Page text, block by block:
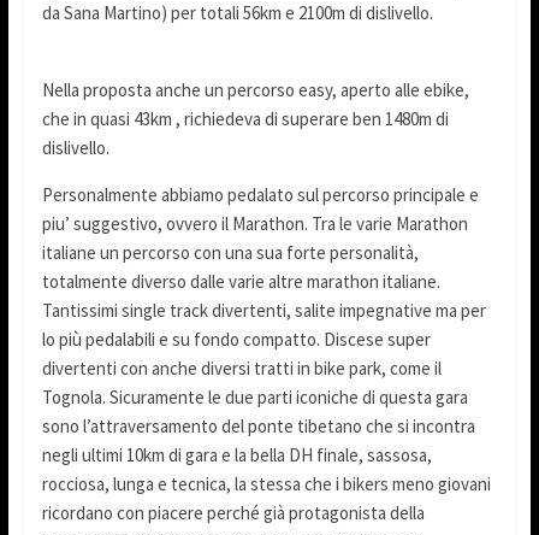
da Sana Martino) per totali 56km e 2100m di dislivello.
Nella proposta anche un percorso easy, aperto alle ebike,
che in quasi 43km , richiedeva di superare ben 1480m di
dislivello.
Personalmente abbiamo pedalato sul percorso principale e
piu’ suggestivo, ovvero il Marathon. Tra le varie Marathon
italiane un percorso con una sua forte personalità,
totalmente diverso dalle varie altre marathon italiane.
Tantissimi single track divertenti, salite impegnative ma per
lo più pedalabili e su fondo compatto. Discese super
divertenti con anche diversi tratti in bike park, come il
Tognola. Sicuramente le due parti iconiche di questa gara
sono l’attraversamento del ponte tibetano che si incontra
negli ultimi 10km di gara e la bella DH finale, sassosa,
rocciosa, lunga e tecnica, la stessa che i bikers meno giovani
ricordano con piacere perché già protagonista della